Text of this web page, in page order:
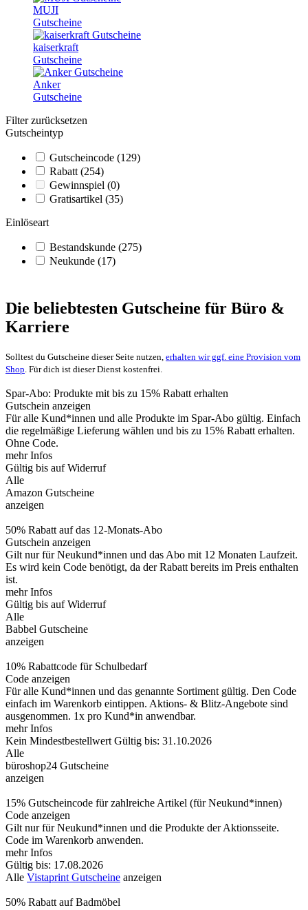
MUJI
Gutscheine
kaiserkraft
Gutscheine
Anker
Gutscheine
Filter zurücksetzen
Gutscheintyp
Gutscheincode (129)
Rabatt (254)
Gewinnspiel (0)
Gratisartikel (35)
Einlöseart
Bestandskunde (275)
Neukunde (17)
Die beliebtesten Gutscheine für Büro &
Karriere
Solltest du Gutscheine dieser Seite nutzen, erhalten wir ggf. eine Provision vom
Shop . Für dich ist dieser Dienst kostenfrei.
Spar-Abo: Produkte mit bis zu 15% Rabatt erhalten
Gutschein anzeigen
Für alle Kund*innen und alle Produkte im Spar-Abo gültig. Einfach
die regelmäßige Lieferung wählen und bis zu 15% Rabatt erhalten.
Ohne Code.
mehr Infos
Gültig bis auf Widerruf
Alle
Amazon Gutscheine
anzeigen
50% Rabatt auf das 12-Monats-Abo
Gutschein anzeigen
Gilt nur für Neukund*innen und das Abo mit 12 Monaten Laufzeit.
Es wird kein Code benötigt, da der Rabatt bereits im Preis enthalten
ist.
mehr Infos
Gültig bis auf Widerruf
Alle
Babbel Gutscheine
anzeigen
10% Rabattcode für Schulbedarf
Code anzeigen
Für alle Kund*innen und das genannte Sortiment gültig. Den Code
einfach im Warenkorb eintippen. Aktions- & Blitz-Angebote sind
ausgenommen. 1x pro Kund*in anwendbar.
mehr Infos
Kein Mindestbestellwert Gültig bis: 31.10.2026
Alle
büroshop24 Gutscheine
anzeigen
15% Gutscheincode für zahlreiche Artikel (für Neukund*innen)
Code anzeigen
Gilt nur für Neukund*innen und die Produkte der Aktionsseite.
Code im Warenkorb anwenden.
mehr Infos
Gültig bis: 17.08.2026
Alle Vistaprint Gutscheine anzeigen
50% Rabatt auf Badmöbel